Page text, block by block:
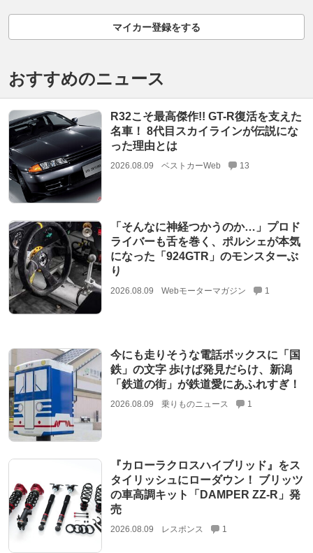
マイカー登録をする
おすすめのニュース
R32こそ最高傑作!! GT-R復活を支えた
名車！ 8代目スカイラインが伝説にな
った理由とは
2026.08.09 ベストカーWeb 13
「そんなに神経つかうのか…」プロド
ライバーも舌を巻く、ポルシェが本気
になった「924GTR」のモンスターぶ
り
2026.08.09 Webモーターマガジン 1
今にも走りそうな電話ボックスに「国
鉄」の文字 歩けば発見だらけ、新潟
「鉄道の街」が鉄道愛にあふれすぎ！
2026.08.09 乗りものニュース 1
『カローラクロスハイブリッド』をス
タイリッシュにローダウン！ ブリッツ
の車高調キット「DAMPER ZZ-R」発
売
2026.08.09 レスポンス 1